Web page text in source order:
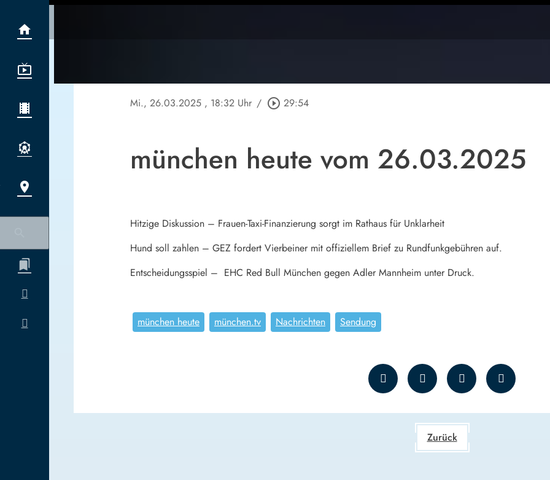
Mi., 26.03.2025 , 18:32 Uhr / play_circle_outline 29:54
münchen heute vom 26.03.2025
Hitzige Diskussion – Frauen-Taxi-Finanzierung sorgt im Rathaus für Unklarheit
Hund soll zahlen – GEZ fordert Vierbeiner mit offiziellem Brief zu Rundfunkgebühren auf.
Entscheidungsspiel – EHC Red Bull München gegen Adler Mannheim unter Druck.
münchen heute münchen.tv Nachrichten Sendung
Zurück